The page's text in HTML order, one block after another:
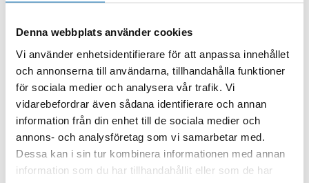
Denna webbplats använder cookies
Vi använder enhetsidentifierare för att anpassa innehållet
och annonserna till användarna, tillhandahålla funktioner
för sociala medier och analysera vår trafik. Vi
vidarebefordrar även sådana identifierare och annan
information från din enhet till de sociala medier och
annons- och analysföretag som vi samarbetar med.
Dessa kan i sin tur kombinera informationen med annan
information som du har tillhandahållit eller som de har